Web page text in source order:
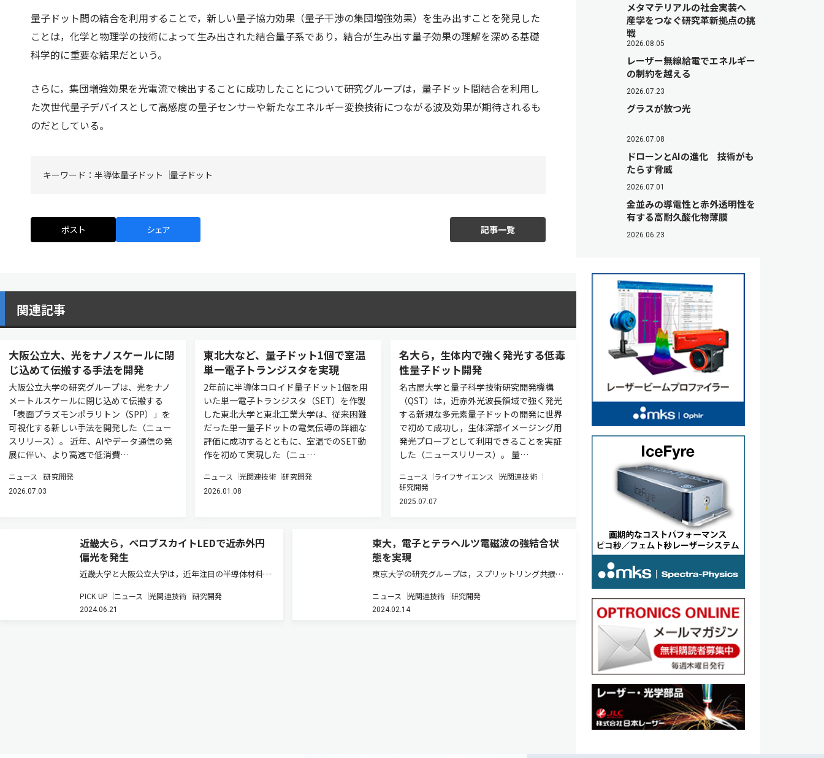
量子ドット間の結合を利用することで，新しい量子協力効果（量子干渉の集団増強効果）を生み出すことを発見した
ことは，化学と物理学の技術によって生み出された結合量子系であり，結合が生み出す量子効果の理解を深める基礎
科学的に重要な結果だという。
さらに，集団増強効果を光電流で検出することに成功したことについて研究グループは，量子ドット間結合を利用し
た次世代量子デバイスとして高感度の量子センサーや新たなエネルギー変換技術につながる波及効果が期待されるも
のだとしている。
キーワード： 半導体量子ドット 量子ドット
ポスト シェア 記事一覧
関連記事
大阪公立大、光をナノスケールに閉
じ込めて伝搬する手法を開発
大阪公立大学の研究グループは、光をナノ
メートルスケールに閉じ込めて伝搬する
「表面プラズモンポラリトン（SPP）」を
可視化する新しい手法を開発した（ニュー
スリリース）。 近年、AIやデータ通信の発
展に伴い、より高速で低消費…
ニュース 研究開発
2026.07.03
東北大など、量子ドット1個で室温
単一電子トランジスタを実現
2年前に半導体コロイド量子ドット1個を用
いた単一電子トランジスタ（SET）を作製
した東北大学と東北工業大学は、従来困難
だった単一量子ドットの電気伝導の詳細な
評価に成功するとともに、室温でのSET動
作を初めて実現した（ニュ…
ニュース 光関連技術 研究開発
2026.01.08
名大ら，生体内で強く発光する低毒
性量子ドット開発
名古屋大学と量子科学技術研究開発機構
（QST）は，近赤外光波長領域で強く発光
する新規な多元素量子ドットの開発に世界
で初めて成功し，生体深部イメージング用
発光プローブとして利用できることを実証
した（ニュースリリース）。 量…
ニュース ライフサイエンス
光関連技術
研究開発
2025.07.07
近畿大ら，ペロブスカイトLEDで近赤外円
偏光を発生
近畿大学と大阪公立大学は，近年注目の半導体材料で
ロブスカイト発光ダイオードに外部から磁力を加える
ことで，近赤外領域でらせん状に回転しながら振動す
PICK UP ニュース 光関連技術 研究開発
2024.06.21
東大，電子とテラヘルツ電磁波の強結合状
態を実現
東京大学の研究グループは，スプリットリング共振器
基板上に作製した光共振器と半導体量子ドット中に閉
じ込めた電子を強く相互作用させ，光と電子の両方の
ニュース 光関連技術 研究開発
2024.02.14
メタマテリアルの社会実装へ
産学をつなぐ研究革新拠点の挑
戦
2026.08.05
レーザー無線給電でエネルギー
の制約を越える
2026.07.23
グラスが放つ光
2026.07.08
ドローンとAIの進化 技術がも
たらす脅威
2026.07.01
金並みの導電性と赤外透明性を
有する高耐久酸化物薄膜
2026.06.23